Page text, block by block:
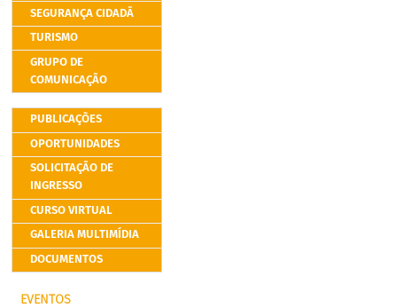
SEGURANÇA CIDADÃ
TURISMO
GRUPO DE
COMUNICAÇÃO
PUBLICAÇÕES
OPORTUNIDADES
SOLICITAÇÃO DE
INGRESSO
CURSO VIRTUAL
GALERIA MULTIMÍDIA
DOCUMENTOS
EVENTOS